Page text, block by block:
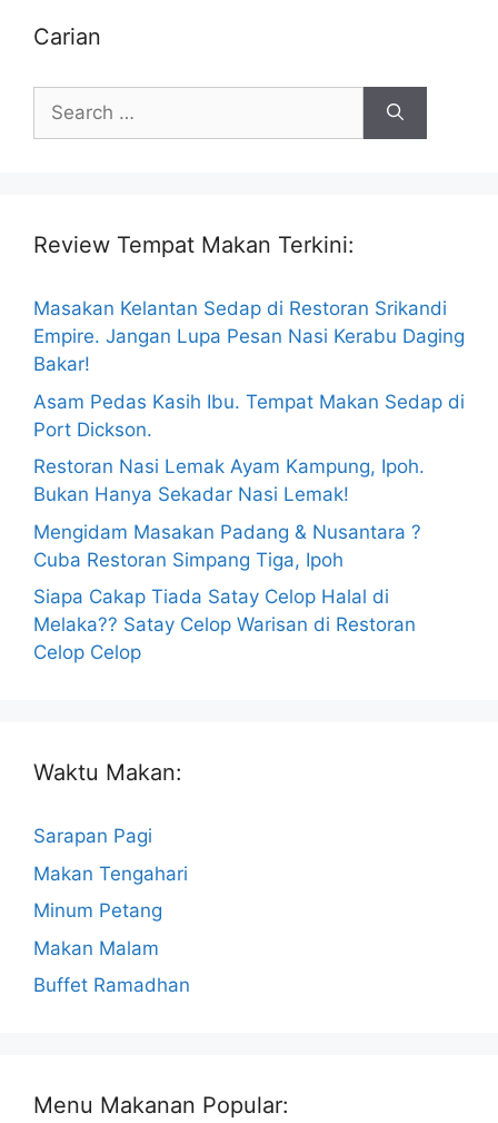
Carian
Search
for:
Review Tempat Makan Terkini:
Masakan Kelantan Sedap di Restoran Srikandi
Empire. Jangan Lupa Pesan Nasi Kerabu Daging
Bakar!
Asam Pedas Kasih Ibu. Tempat Makan Sedap di
Port Dickson.
Restoran Nasi Lemak Ayam Kampung, Ipoh.
Bukan Hanya Sekadar Nasi Lemak!
Mengidam Masakan Padang & Nusantara ?
Cuba Restoran Simpang Tiga, Ipoh
Siapa Cakap Tiada Satay Celop Halal di
Melaka?? Satay Celop Warisan di Restoran
Celop Celop
Waktu Makan:
Sarapan Pagi
Makan Tengahari
Minum Petang
Makan Malam
Buffet Ramadhan
Menu Makanan Popular: